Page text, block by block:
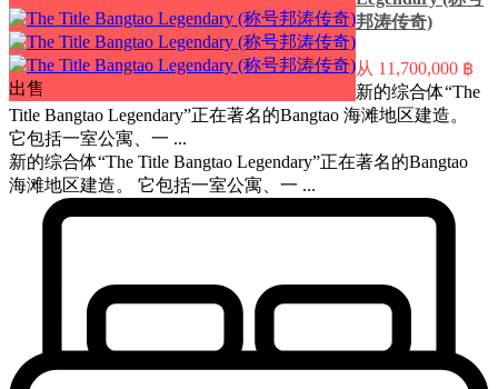
出售
邦涛传奇)
从 11,700,000 ฿
新的综合体“The
Title Bangtao Legendary”正在著名的Bangtao 海滩地区建造。
它包括一室公寓、一 ...
新的综合体“The Title Bangtao Legendary”正在著名的Bangtao
海滩地区建造。 它包括一室公寓、一 ...